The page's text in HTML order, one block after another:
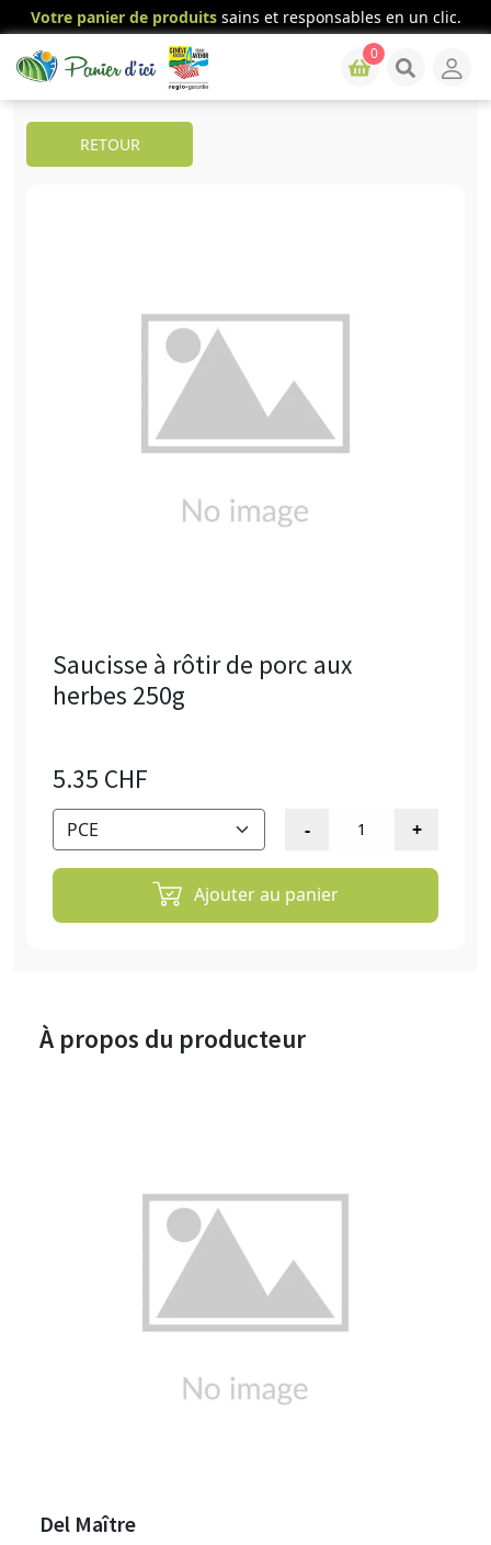
Votre panier de produitssains et responsables en un clic.
0
RETOUR
Saucisse à rôtir de porc aux
herbes 250g
5.35 CHF
Ajouter au panier
À propos du producteur
Del Maître